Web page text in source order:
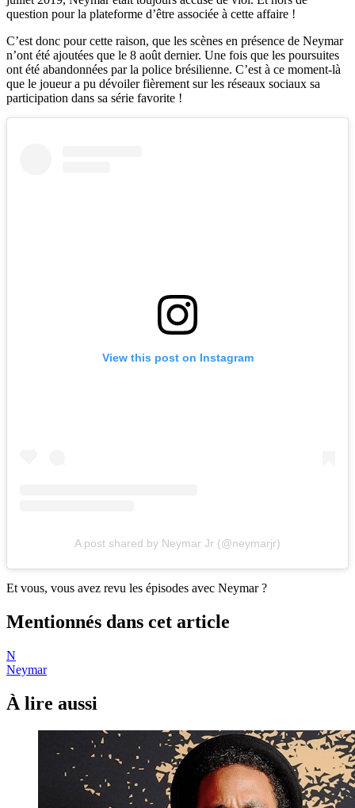
question pour la plateforme d’être associée à cette affaire !
C’est donc pour cette raison, que les scènes en présence de Neymar
n’ont été ajoutées que le 8 août dernier. Une fois que les poursuites
ont été abandonnées par la police brésilienne. C’est à ce moment-là
que le joueur a pu dévoiler fièrement sur les réseaux sociaux sa
participation dans sa série favorite !
View this post on Instagram
A post shared by Neymar Jr (@neymarjr)
Et vous, vous avez revu les épisodes avec Neymar ?
Mentionnés dans cet article
N
Neymar
À lire aussi